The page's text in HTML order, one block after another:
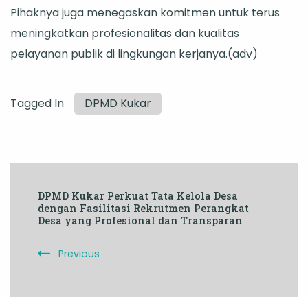
Pihaknya juga menegaskan komitmen untuk terus
meningkatkan profesionalitas dan kualitas
pelayanan publik di lingkungan kerjanya.(adv)
Tagged In DPMD Kukar
Navigation
DPMD Kukar Perkuat Tata Kelola Desa
dengan Fasilitasi Rekrutmen Perangkat
Desa yang Profesional dan Transparan
Previous